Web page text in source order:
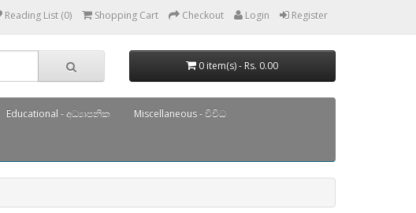
Reading List (0) Shopping Cart Checkout Login Register
0 item(s) - Rs. 0.00
Educational - අධ්‍යාපනික Miscellaneous - විවිධ